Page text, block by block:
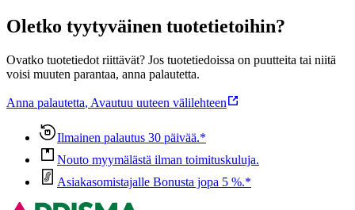
Oletko tyytyväinen tuotetietoihin?
Ovatko tuotetiedot riittävät? Jos tuotetiedoissa on puutteita tai niitä
voisi muuten parantaa, anna palautetta.
Anna palautetta, Avautuu uuteen välilehteen
Ilmainen palautus 30 päivää.*
Nouto myymälästä ilman toimituskuluja.
Asiakasomistajalle Bonusta jopa 5 %.*